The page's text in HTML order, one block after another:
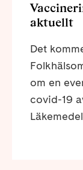
aktuellt
Det
om en
covid-19